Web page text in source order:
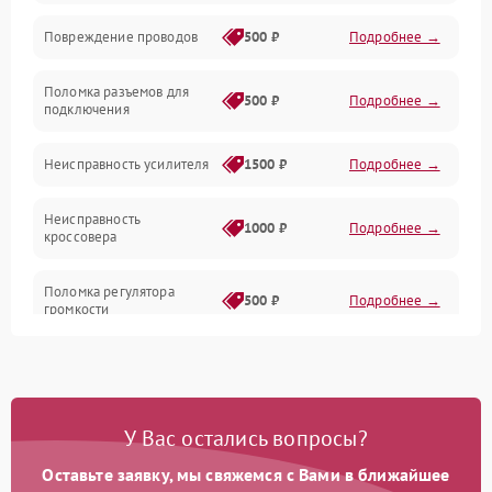
Механические повреждения
Повреждение проводов 500 ₽ Подробнее →
Поломка разъемов для
подключения
500 ₽ Подробнее →
Неисправность усилителя 1500 ₽ Подробнее →
Неисправность
кроссовера
1000 ₽ Подробнее →
Поломка регулятора
громкости
500 ₽ Подробнее →
Поломка системы
отключения
1000 ₽
У Вас остались вопросы?
Оставьте заявку, мы свяжемся с Вами в ближайшее